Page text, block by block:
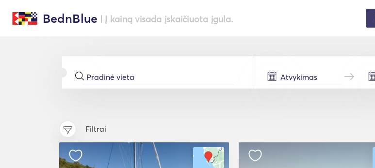
BednBlue | Į kainą visada įskaičiuota įgula.
Filtrai